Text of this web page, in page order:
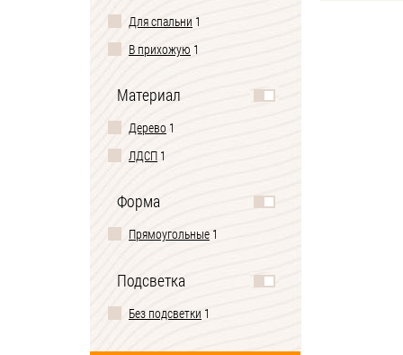
Для спальни 1
В прихожую 1
Материал
Дерево 1
ЛДСП 1
Форма
Прямоугольные 1
Подсветка
Без подсветки 1